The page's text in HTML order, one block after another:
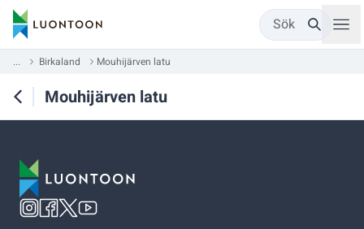
Sök
... Birkaland Mouhijärven latu
Mouhijärven latu